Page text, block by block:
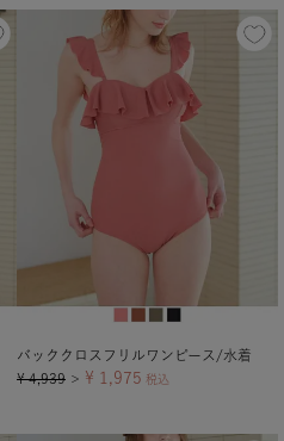
バッククロスフリルワンピース/水着
¥ 4,939 ＞ ¥ 1,975 税込